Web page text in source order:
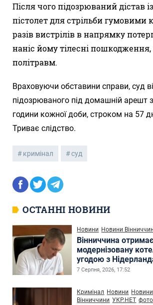
Після чого підозрюваний дістав
пістолет для стрільби гумовими
разів вистрілів в напрямку
наніс йому тілесні пошкодження,
політравм.
Враховуючи обставини справи, суд
підозрюваного під домашній арешт
години кожної доби, строком на 57
Триває слідство.
кримінал суд
ОСТАННІ НОВИНИ
Новини Новини
Вінниччина
модернізовану
угодою з
7 Серпня, 2026, 17:52
Кримінал Новини Новини
Вінниччини УКР.НЕТ фото